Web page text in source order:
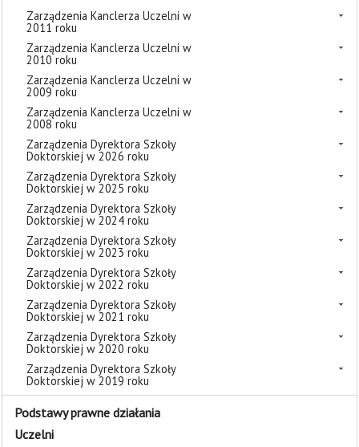
Zarządzenia Kanclerza Uczelni w
2011 roku
Zarządzenia Kanclerza Uczelni w
2010 roku
Zarządzenia Kanclerza Uczelni w
2009 roku
Zarządzenia Kanclerza Uczelni w
2008 roku
Zarządzenia Dyrektora Szkoły
Doktorskiej w 2026 roku
Zarządzenia Dyrektora Szkoły
Doktorskiej w 2025 roku
Zarządzenia Dyrektora Szkoły
Doktorskiej w 2024 roku
Zarządzenia Dyrektora Szkoły
Doktorskiej w 2023 roku
Zarządzenia Dyrektora Szkoły
Doktorskiej w 2022 roku
Zarządzenia Dyrektora Szkoły
Doktorskiej w 2021 roku
Zarządzenia Dyrektora Szkoły
Doktorskiej w 2020 roku
Zarządzenia Dyrektora Szkoły
Doktorskiej w 2019 roku
Podstawy prawne działania
Uczelni